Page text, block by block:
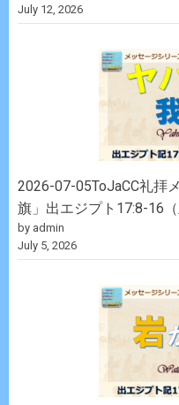
July 12, 2026
2026-07-05ToJaCC礼拝
旗」出エジプト17:8-16（
by admin
July 5, 2026